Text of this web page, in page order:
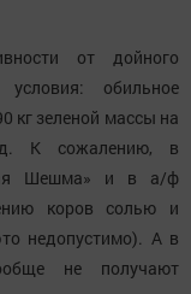
от дойного
обильное
кг зеленой массы на
К сожалению, в
Шешма» и в а/ф
коров солью и
недопустимо). А в
не получают